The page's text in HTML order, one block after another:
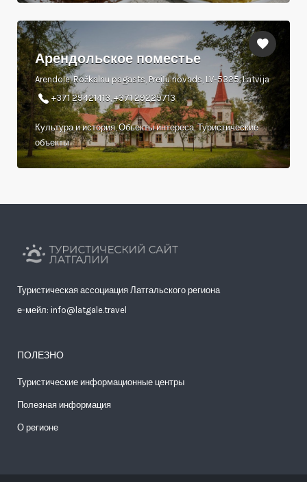
Арендольское поместье
Arendole, Rožkalnu pagasts, Preiļu novads, LV-5325, Latvija
+371 29421413, +371 29229713
Культура и история, Обьекты интереса, Туристические
объекты
Туристическая ассоциация Латгальского региона
е-мейл: info@latgale.travel
ПОЛЕЗНО
Туристические информационные центры
Полезная информация
О регионе